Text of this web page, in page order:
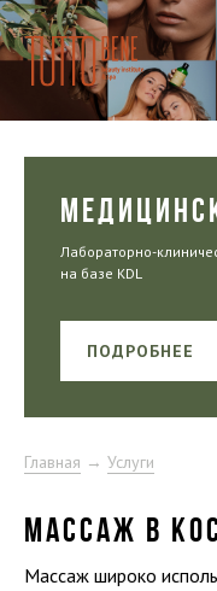
Лабораторно-
на базе KDL
ПОДРОБНЕЕ
Главная → Услуги
МАССАЖ В
Массаж широко